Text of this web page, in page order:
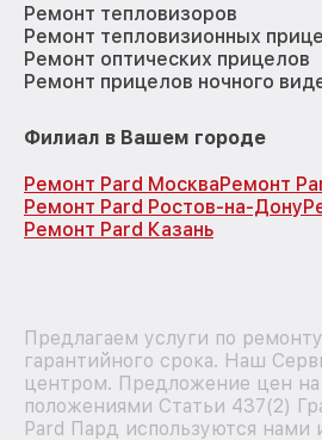
Ремонт тепловизоров
Ремонт тепловизионных
Ремонт оптических прицелов
Ремонт прицелов ночного
Филиал в Вашем городе
Ремонт Pard МоскваРемонт
Ремонт Pard Ростов-на-Дону
Ремонт Pard Казань
Предлагаем услуги по
гарантийного срока. Наш
центром. Предложение цен на
положениями Статьи 437(2)
Pard Пард используются